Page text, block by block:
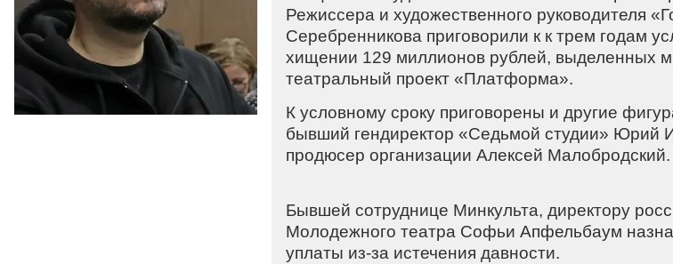
Режиссера и художественного руководителя
Серебренникова приговорили к к трем годам
хищении 129 миллионов рублей, выделенных
театральный проект «Платформа».
К условному сроку приговорены и другие
бывший гендиректор «Седьмой студии» Юрий
продюсер организации Алексей Малобродский.
Бывшей сотруднице Минкульта, директору
Молодежного театра Софьи Апфельбаум
уплаты из-за истечения давности.